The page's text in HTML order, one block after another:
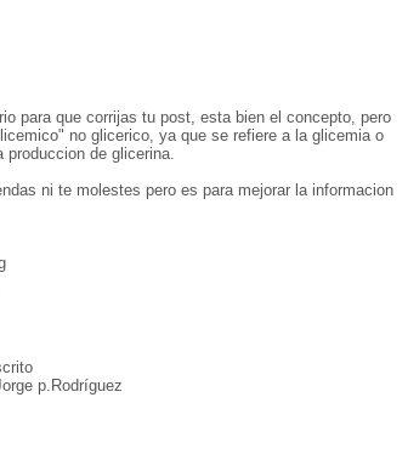
para que corrijas tu post, esta bien el concepto, pero
no glicerico, ya que se refiere a la glicemia o
produccion de glicerina.
ni te molestes pero es para mejorar la informacion
p.Rodríguez